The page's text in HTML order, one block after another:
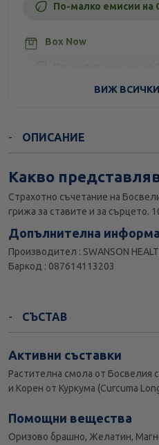
По-малко емисии на
Box Now
ВИЖ
ОПИСАНИЕ
Какво
Страхотно съчетание на
грижа за ставите и за сърцето.
Допълнителна
Производител : SWANSON
Баркод : 087614113203
СЪСТАВ
Активни съставки
Растителна смола от Босвелия
и Корен от Куркума (Curcuma
Помощни вещества
Оризово брашно, Желатин,